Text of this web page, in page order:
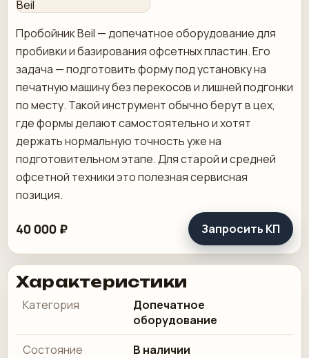
Пробойник Beil — допечатное оборудование для
пробивки и базирования офсетных пластин. Его
задача — подготовить форму под установку на
печатную машину без перекосов и лишней подгонки
по месту. Такой инструмент обычно берут в цех,
где формы делают самостоятельно и хотят
держать нормальную точность уже на
подготовительном этапе. Для старой и средней
офсетной техники это полезная сервисная
позиция.
40 000 ₽ Запросить КП
Характеристики
Категория
Допечатное
оборудование
Состояние
В наличии